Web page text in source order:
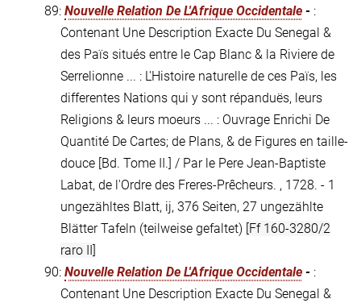
89: Nouvelle Relation De L'Afrique Occidentale - :
Contenant Une Description Exacte Du Senegal &
des Païs situés entre le Cap Blanc & la Riviere de
Serrelionne ... : L'Histoire naturelle de ces Païs, les
differentes Nations qui y sont répanduës, leurs
Religions & leurs moeurs ... : Ouvrage Enrichi De
Quantité De Cartes; de Plans, & de Figures en taille-
douce [Bd. Tome II.] / Par le Pere Jean-Baptiste
Labat, de l'Ordre des Freres-Prêcheurs. , 1728. - 1
ungezähltes Blatt, ij, 376 Seiten, 27 ungezählte
Blätter Tafeln (teilweise gefaltet) [Ff 160-3280/2
raro II]
90: Nouvelle Relation De L'Afrique Occidentale - :
Contenant Une Description Exacte Du Senegal &